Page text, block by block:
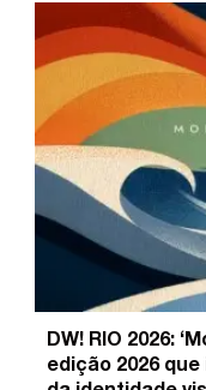
DW! RIO 2026:
edição 2026